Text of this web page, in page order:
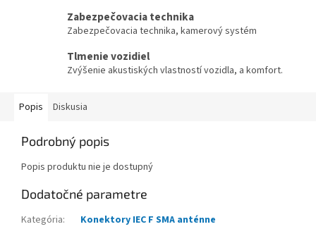
Zabezpečovacia technika
Zabezpečovacia technika, kamerový systém
Tlmenie vozidiel
Zvýšenie akustiských vlastností vozidla, a komfort.
Popis Diskusia
Podrobný popis
Popis produktu nie je dostupný
Dodatočné parametre
Kategória:
Konektory IEC F SMA anténne